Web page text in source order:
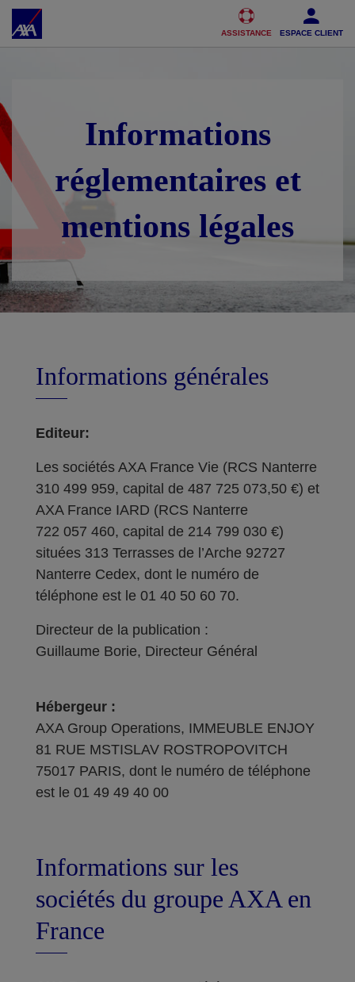
Accéder au Contenu Accéder au Pied de page
ASSISTANCE ESPACE CLIENT
Informations
réglementaires et
mentions légales
Informations générales
Editeur:
Les sociétés AXA France Vie (RCS Nanterre
310 499 959, capital de 487 725 073,50 €) et
AXA France IARD (RCS Nanterre
722 057 460, capital de 214 799 030 €)
situées 313 Terrasses de l’Arche 92727
Nanterre Cedex, dont le numéro de
téléphone est le 01 40 50 60 70.
Directeur de la publication :
Guillaume Borie, Directeur Général
Hébergeur :
AXA Group Operations, IMMEUBLE ENJOY
81 RUE MSTISLAV ROSTROPOVITCH
75017 PARIS, dont le numéro de téléphone
est le 01 49 49 40 00
Informations sur les
sociétés du groupe AXA en
France